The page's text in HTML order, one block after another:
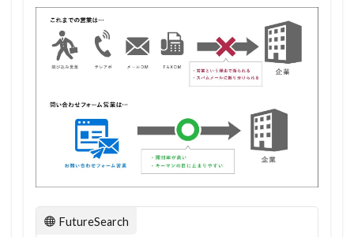
えて
おく
べき
1.2
メー
ルで
送る
場合
の注
FutureSearch